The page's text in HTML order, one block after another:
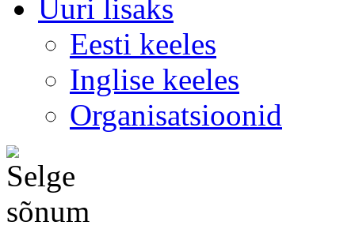
Uuri lisaks
Eesti keeles
Inglise keeles
Organisatsioonid